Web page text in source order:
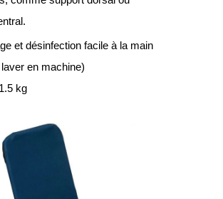
et désinfection facile à la main
en machine)
kg